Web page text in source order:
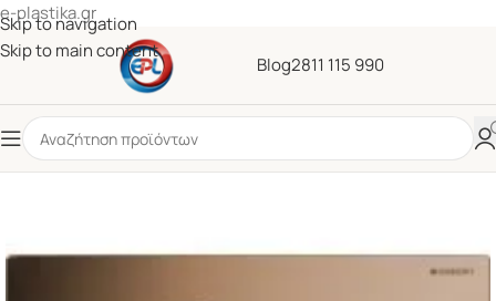
e-plastika.gr
Skip to navigation
Skip to main content
Blog2811 115 990